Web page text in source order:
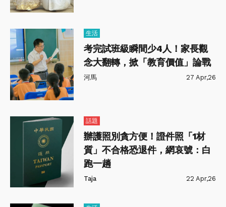
生活
考完試班級瞬間少4人！家長觀
念大翻轉，掀「教育價值」論戰
河馬 27 Apr,26
話題
辦護照別貪方便！證件照「1材
質」不合格恐退件，網哀號：白
跑一趟
Taja 22 Apr,26